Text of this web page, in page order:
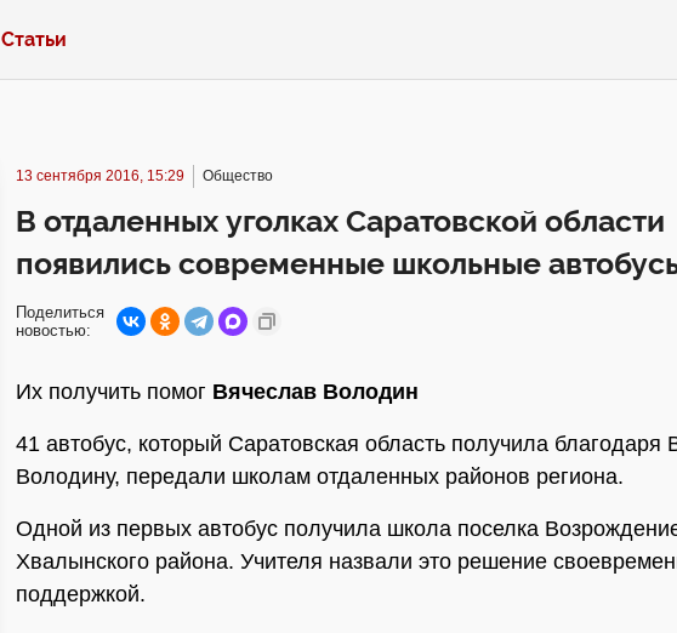
Статьи
13 сентября 2016, 15:29 Общество
В отдаленных уголках Саратовской области
появились современные школьные
Поделиться
новостью:
Их получить помог Вячеслав Володин
41 автобус, который Саратовская область получила благодаря
Володину, передали школам отдаленных районов региона.
Одной из первых автобус получила школа поселка
Хвалынского района. Учителя назвали это решение
поддержкой.